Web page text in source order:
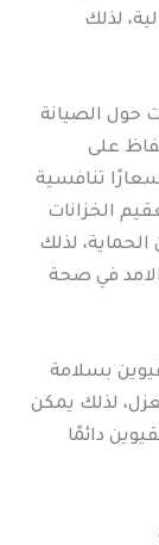
لذلك
حول الصيانة
على
تنافسية
الخزانات
لذلك
في صحة
بسلامة
لذلك يمكن
دائمًا